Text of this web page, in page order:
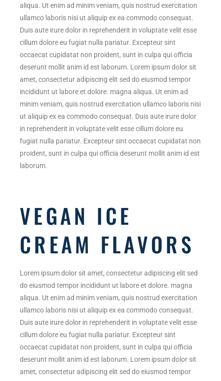
aliqua. Ut enim ad minim veniam, quis nostrud exercitation
ullamco laboris nisi ut aliquip ex ea commodo consequat.
Duis aute irure dolor in reprehenderit in voluptate velit esse
cillum dolore eu fugiat nulla pariatur. Excepteur sint
occaecat cupidatat non proident, sunt in culpa qui officia
deserunt mollit anim id est laborum. Lorem ipsum dolor sit
amet, consectetur adipiscing elit sed do eiusmod tempor
incididunt ut labore et dolore. magna aliqua. Ut enim ad
minim veniam, quis nostrud exercitation ullamco laboris nisi
ut aliquip ex ea commodo consequat. Duis aute irure dolor
in reprehenderit in voluptate velit esse cillum dolore eu
fugiat nulla pariatur. Excepteur sint occaecat cupidatat non
proident, sunt in culpa qui officia deserunt mollit anim id est
laborum.
VEGAN ICE
CREAM FLAVORS
Lorem ipsum dolor sit amet, consectetur adipiscing elit sed
do eiusmod tempor incididunt ut labore et dolore. magna
aliqua. Ut enim ad minim veniam, quis nostrud exercitation
ullamco laboris nisi ut aliquip ex ea commodo consequat.
Duis aute irure dolor in reprehenderit in voluptate velit esse
cillum dolore eu fugiat nulla pariatur. Excepteur sint
occaecat cupidatat non proident, sunt in culpa qui officia
deserunt mollit anim id est laborum. Lorem ipsum dolor sit
amet, consectetur adipiscing elit sed do eiusmod tempor